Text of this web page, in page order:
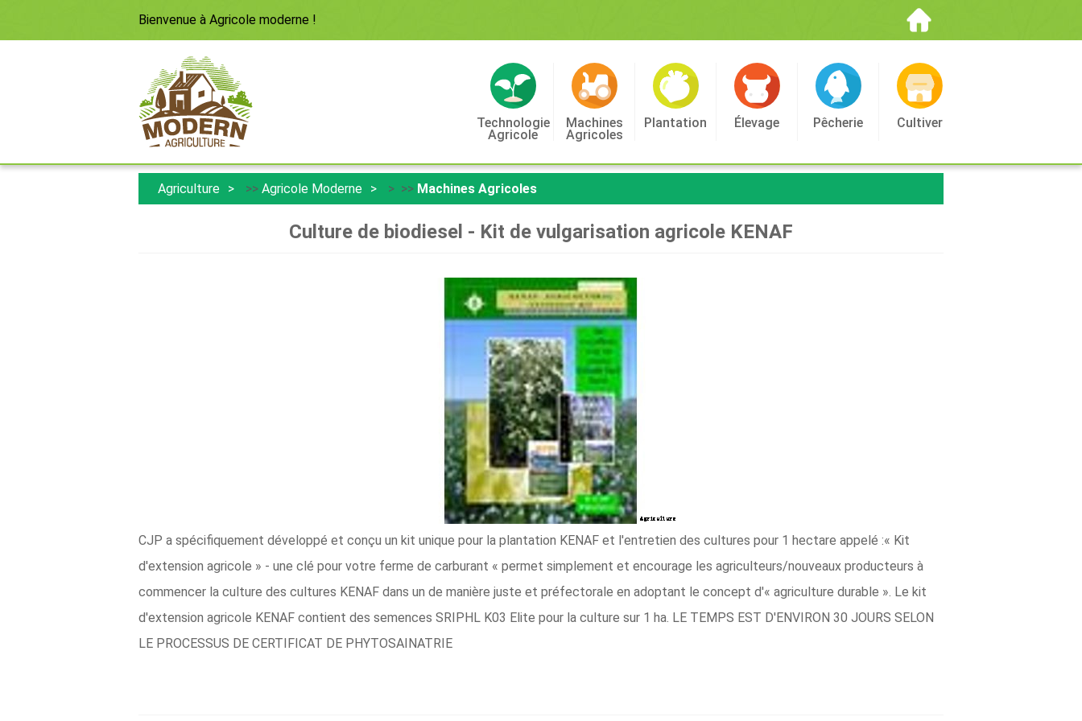
Bienvenue à Agricole moderne !
Technologie
Agricole
Machines
Agricoles
Plantation Élevage Pêcherie Cultiver
Agriculture >> Agricole Moderne > >> Machines Agricoles
Culture de biodiesel - Kit de vulgarisation agricole KENAF
CJP a spécifiquement développé et conçu un kit unique pour la plantation KENAF et l'entretien des cultures pour 1 hectare appelé :« Kit
d'extension agricole » - une clé pour votre ferme de carburant « permet simplement et encourage les agriculteurs/nouveaux producteurs à
commencer la culture des cultures KENAF dans un de manière juste et préfectorale en adoptant le concept d'« agriculture durable ». Le kit
d'extension agricole KENAF contient des semences SRIPHL K03 Elite pour la culture sur 1 ha. LE TEMPS EST D'ENVIRON 30 JOURS SELON
LE PROCESSUS DE CERTIFICAT DE PHYTOSAINATRIE